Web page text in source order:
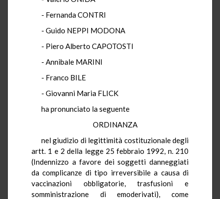
- Fernanda CONTRI
- Guido NEPPI MODONA
- Piero Alberto CAPOTOSTI
- Annibale MARINI
- Franco BILE
- Giovanni Maria FLICK
ha pronunciato la seguente
ORDINANZA
nel giudizio di legittimità costituzionale degli
artt. 1 e 2 della legge 25 febbraio 1992, n. 210
(Indennizzo a favore dei soggetti danneggiati
da complicanze di tipo irreversibile a causa di
vaccinazioni obbligatorie, trasfusioni e
somministrazione di emoderivati), come